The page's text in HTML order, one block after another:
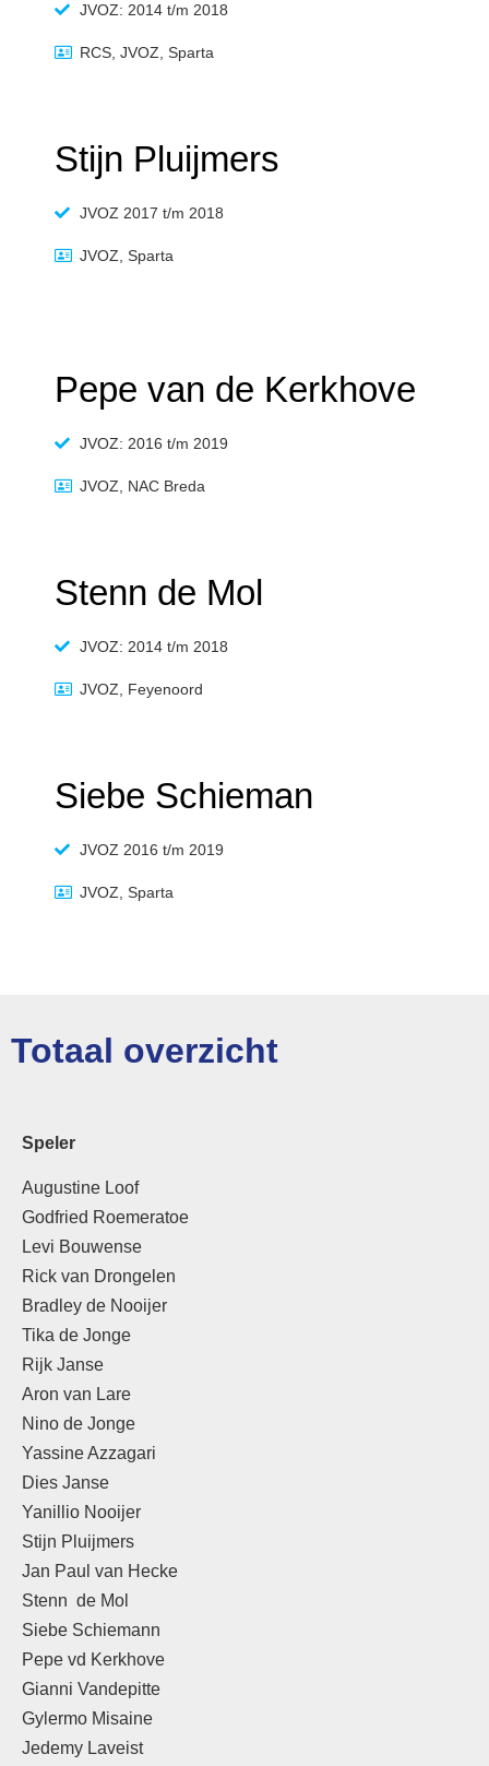
JVOZ: 2014 t/m 2018
RCS, JVOZ, Sparta
Stijn Pluijmers
JVOZ 2017 t/m 2018
JVOZ, Sparta
Pepe van de Kerkhove
JVOZ: 2016 t/m 2019
JVOZ, NAC Breda
Stenn de Mol
JVOZ: 2014 t/m 2018
JVOZ, Feyenoord
Siebe Schieman
JVOZ 2016 t/m 2019
JVOZ, Sparta
Totaal overzicht
Speler
Augustine Loof
Godfried Roemeratoe
Levi Bouwense
Rick van Drongelen
Bradley de Nooijer
Tika de Jonge
Rijk Janse
Aron van Lare
Nino de Jonge
Yassine Azzagari
Dies Janse
Yanillio Nooijer
Stijn Pluijmers
Jan Paul van Hecke
Stenn de Mol
Siebe Schiemann
Pepe vd Kerkhove
Gianni Vandepitte
Gylermo Misaine
Jedemy Laveist